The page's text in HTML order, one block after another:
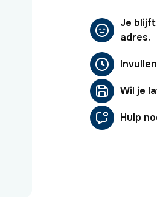
Je blijft
adres.
Wil je
Hulp